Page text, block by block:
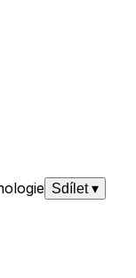
Sdílet▾